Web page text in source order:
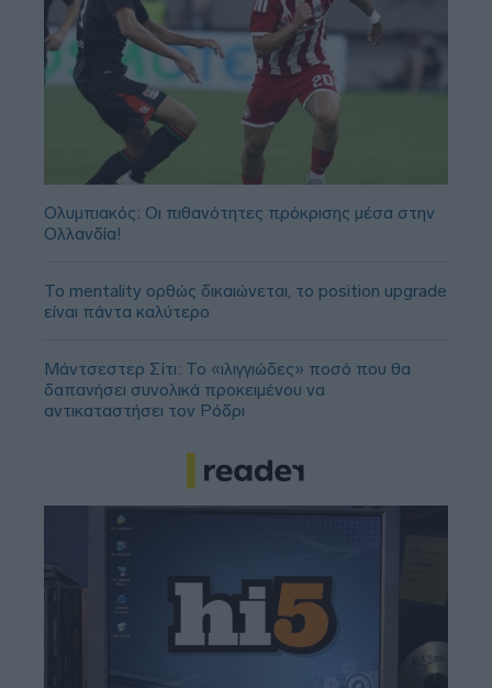
Ολυμπιακός: Οι πιθανότητες πρόκρισης μέσα στην
Ολλανδία!
Το mentality ορθώς δικαιώνεται, το position upgrade
είναι πάντα καλύτερο
Μάντσεστερ Σίτι: Το «ιλιγγιώδες» ποσό που θα
δαπανήσει συνολικά προκειμένου να
αντικαταστήσει τον Ρόδρι